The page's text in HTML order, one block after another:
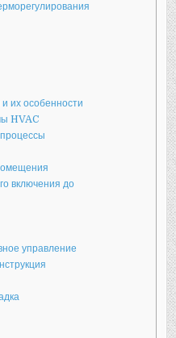
их особенности
HVAC
включения до
управление